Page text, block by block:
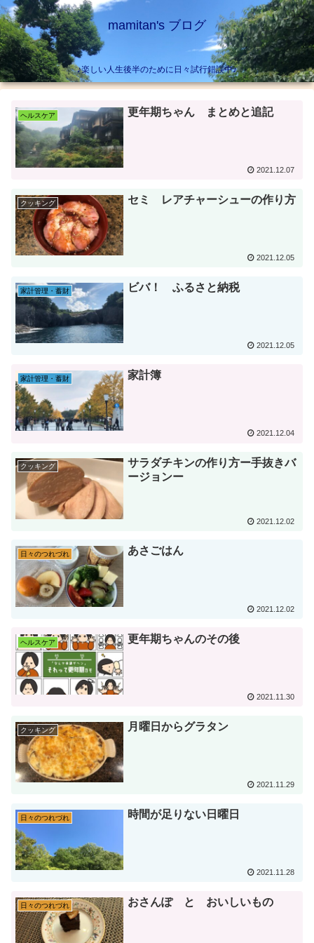
mamitan's ブログ
♪楽しい人生後半のために日々試行錯誤中♪
ヘルスケア 更年期ちゃん まとめと追記
2021.12.07
クッキング セミ レアチャーシューの作り方
2021.12.05
家計管理・蓄財 ビバ！ ふるさと納税
2021.12.05
家計管理・蓄財 家計簿
2021.12.04
クッキング
サラダチキンの作り方ー手抜きバ
ージョンー
2021.12.02
日々のつれづれ あさごはん
2021.12.02
ヘルスケア 更年期ちゃんのその後
2021.11.30
クッキング 月曜日からグラタン
2021.11.29
日々のつれづれ 時間が足りない日曜日
2021.11.28
日々のつれづれ おさんぽ と おいしいもの